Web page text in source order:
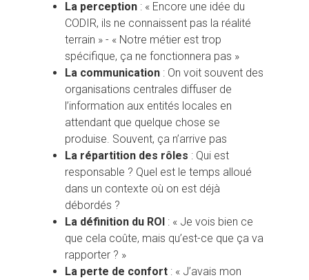
La perception : « Encore une idée du
CODIR, ils ne connaissent pas la réalité
terrain » - « Notre métier est trop
spécifique, ça ne fonctionnera pas »
La communication : On voit souvent des
organisations centrales diffuser de
l’information aux entités locales en
attendant que quelque chose se
produise. Souvent, ça n’arrive pas
La répartition des rôles : Qui est
responsable ? Quel est le temps alloué
dans un contexte où on est déjà
débordés ?
La définition du ROI : « Je vois bien ce
que cela coûte, mais qu’est-ce que ça va
rapporter ? »
La perte de confort : « J’avais mon